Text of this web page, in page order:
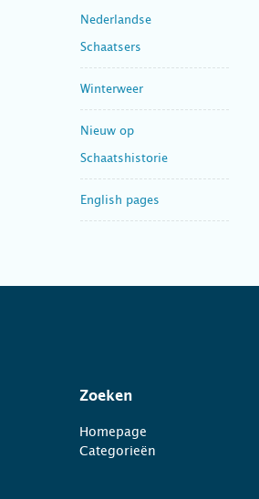
Nederlandse
Schaatsers
Winterweer
Nieuw op
Schaatshistorie
English pages
Zoeken
Homepage
Categorieën